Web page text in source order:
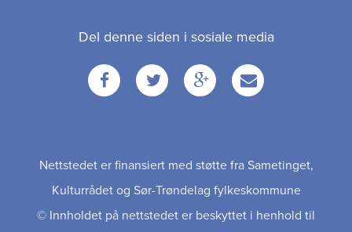
Del denne siden i sosiale media
Nettstedet er finansiert med støtte fra Sametinget,
Kulturrådet og Sør-Trøndelag fylkeskommune
© Innholdet på nettstedet er beskyttet i henhold til